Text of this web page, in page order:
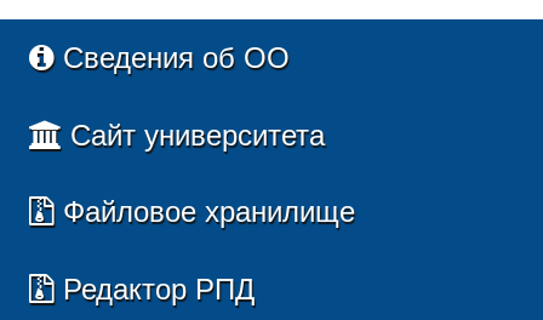
Сведения об ОО
Сайт университета
Файловое хранилище
Редактор РПД